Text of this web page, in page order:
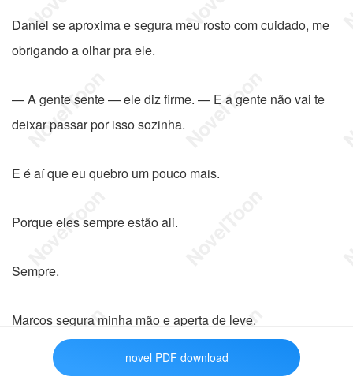
Daniel se aproxima e segura meu rosto com cuidado, me
obrigando a olhar pra ele.
— A gente sente — ele diz firme. — E a gente não vai te
deixar passar por isso sozinha.
E é aí que eu quebro um pouco mais.
Porque eles sempre estão ali.
Sempre.
Marcos segura minha mão e aperta de leve.
— Se você quiser ir… a gente vai com você. Se você
novel PDF download